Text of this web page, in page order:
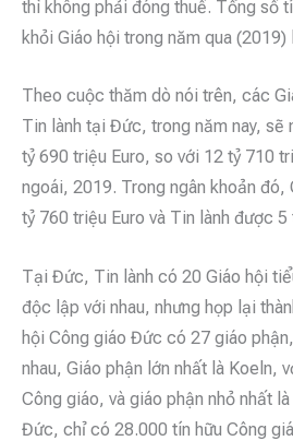
thì không phải đóng thuế. Tổng số
khỏi Giáo hội trong năm qua
Theo cuộc thăm dò nói trên, các
Tin lành tại Đức, trong năm nay, sẽ
tỷ 690 triệu Euro, so với 12 tỷ 710
ngoái, 2019. Trong ngân khoản đó,
tỷ 760 triệu Euro và Tin lành được 5
Tại Đức, Tin lành có 20 Giáo hội
độc lập với nhau, nhưng họp lại
hội Công giáo Đức có 27 giáo
nhau, Giáo phận lớn nhất là Koeln,
Công giáo, và giáo phận nhỏ nhất
Đức, chỉ có 28.000 tín hữu Công